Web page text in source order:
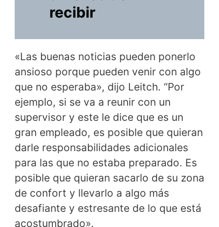
recibir
«Las buenas noticias pueden ponerlo
ansioso porque pueden venir con algo
que no esperaba», dijo Leitch. “Por
ejemplo, si se va a reunir con un
supervisor y este le dice que es un
gran empleado, es posible que quieran
darle responsabilidades adicionales
para las que no estaba preparado. Es
posible que quieran sacarlo de su zona
de confort y llevarlo a algo más
desafiante y estresante de lo que está
acostumbrado».